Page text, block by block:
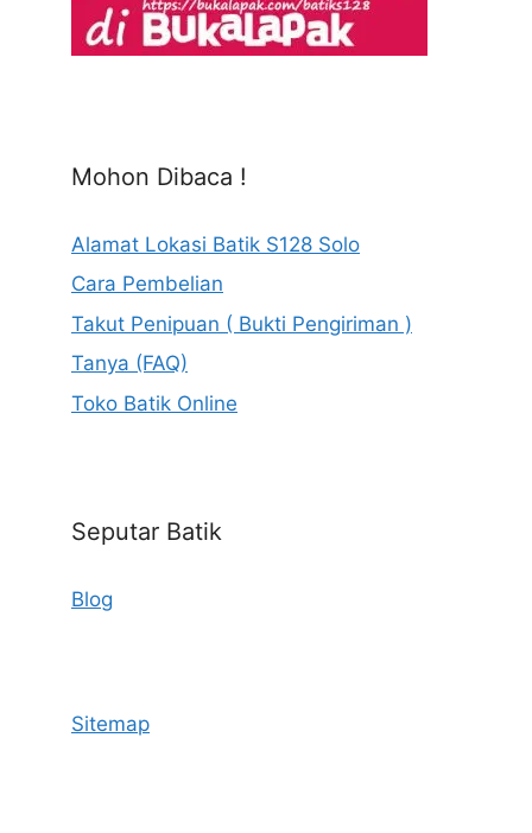
Mohon Dibaca !
Alamat Lokasi Batik S128 Solo
Cara Pembelian
Takut Penipuan ( Bukti Pengiriman )
Tanya (FAQ)
Toko Batik Online
Seputar Batik
Blog
Sitemap